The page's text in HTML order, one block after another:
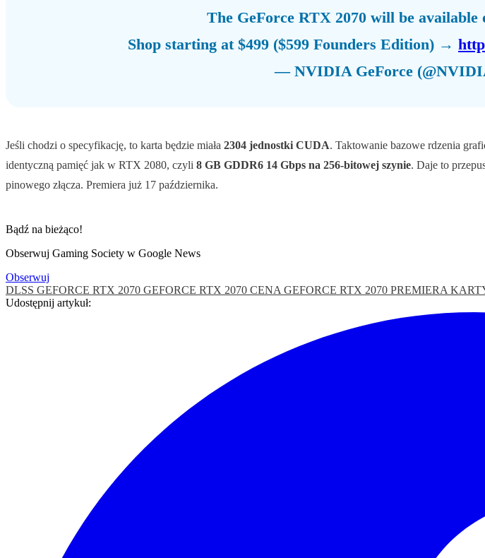
The GeForce RTX 2070 will be available
Shop starting at $499 ($599 Founders Edition) →
— NVIDIA GeForce
Jeśli chodzi o specyfikację, to karta będzie miała 2304 jednostki CUDA. Taktowanie bazowe rdzenia
identyczną pamięć jak w RTX 2080, czyli 8 GB GDDR6 14 Gbps na 256-bitowej szynie. Daje to
pinowego złącza. Premiera już 17 października.
Bądź na bieżąco!
Obserwuj Gaming Society w Google News
Obserwuj
DLSS GEFORCE RTX 2070 GEFORCE RTX 2070 CENA GEFORCE RTX 2070 PREMIERA
Udostępnij artykuł: